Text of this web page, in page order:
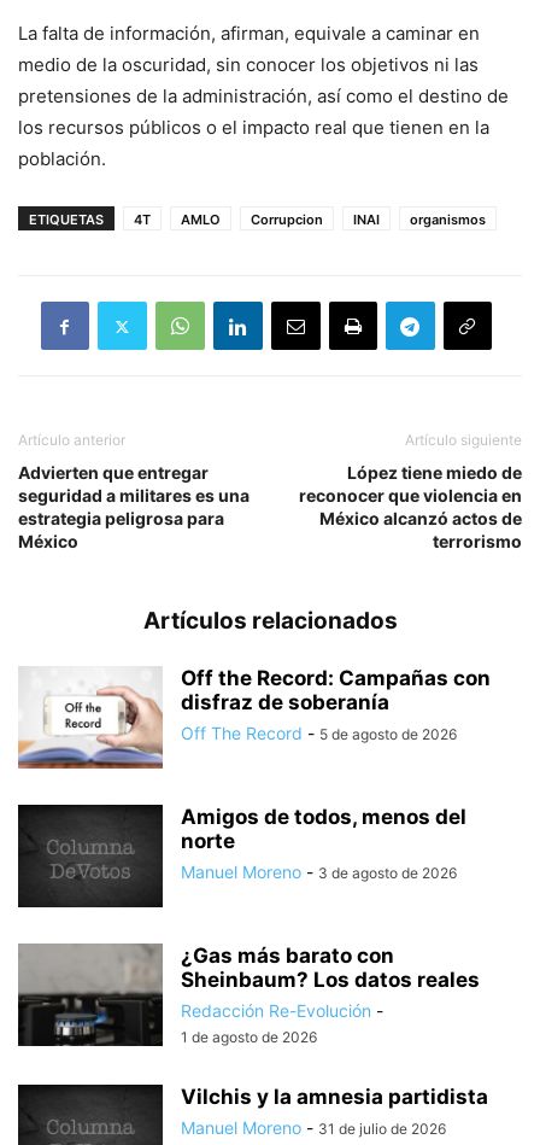
La falta de información, afirman, equivale a caminar en
medio de la oscuridad, sin conocer los objetivos ni las
pretensiones de la administración, así como el destino de
los recursos públicos o el impacto real que tienen en la
población.
ETIQUETAS 4T AMLO Corrupcion INAI organismos
Artículo anterior
Advierten que entregar
seguridad a militares es una
estrategia peligrosa para
México
Artículo siguiente
López tiene miedo de
reconocer que violencia en
México alcanzó actos de
terrorismo
Artículos relacionados
Off the Record: Campañas con
disfraz de soberanía
Off The Record - 5 de agosto de 2026
Amigos de todos, menos del
norte
Manuel Moreno - 3 de agosto de 2026
¿Gas más barato con
Sheinbaum? Los datos reales
Redacción Re-Evolución -
1 de agosto de 2026
Vilchis y la amnesia partidista
Manuel Moreno - 31 de julio de 2026